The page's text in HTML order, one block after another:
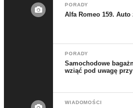
PORADY
Alfa Romeo 159.
PORADY
Samochodowe
wziąć pod uwagę
WIADOMOŚCI